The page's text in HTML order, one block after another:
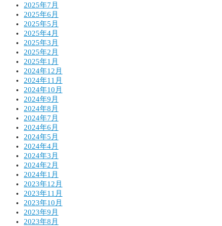
2025年7月
2025年6月
2025年5月
2025年4月
2025年3月
2025年2月
2025年1月
2024年12月
2024年11月
2024年10月
2024年9月
2024年8月
2024年7月
2024年6月
2024年5月
2024年4月
2024年3月
2024年2月
2024年1月
2023年12月
2023年11月
2023年10月
2023年9月
2023年8月